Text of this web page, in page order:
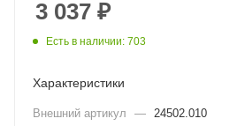
3 037 ₽
Есть в наличии: 703
Характеристики
Внешний артикул —
24502.010